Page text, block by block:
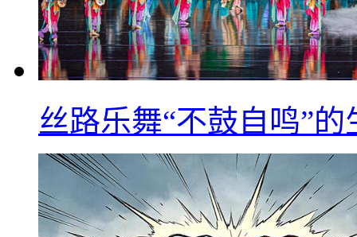
丝路乐舞“不鼓自鸣”